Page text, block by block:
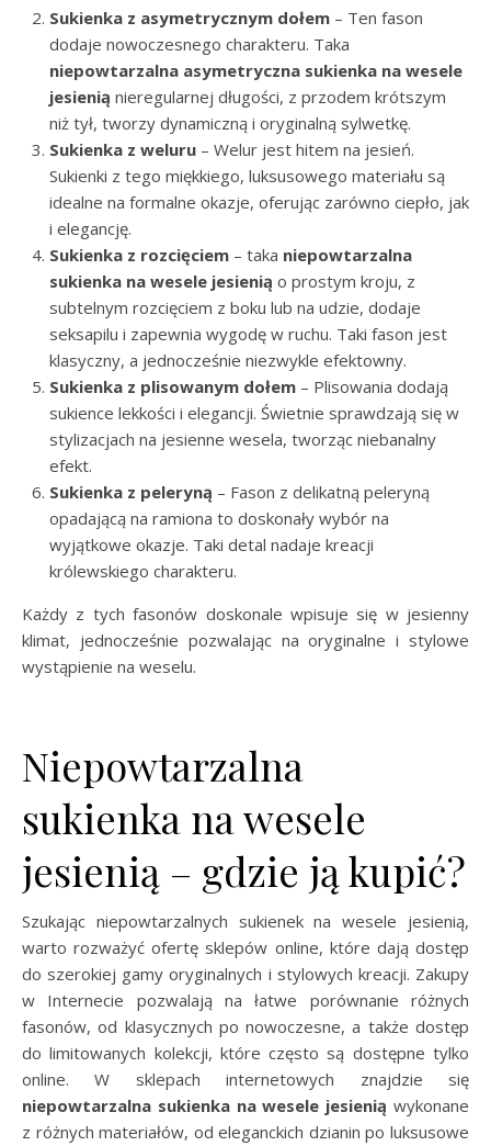
Sukienka z asymetrycznym dołem – Ten fason
dodaje nowoczesnego charakteru. Taka
niepowtarzalna asymetryczna sukienka na wesele
jesienią nieregularnej długości, z przodem krótszym
niż tył, tworzy dynamiczną i oryginalną sylwetkę.
Sukienka z weluru – Welur jest hitem na jesień.
Sukienki z tego miękkiego, luksusowego materiału są
idealne na formalne okazje, oferując zarówno ciepło, jak
i elegancję.
Sukienka z rozcięciem – taka niepowtarzalna
sukienka na wesele jesienią o prostym kroju, z
subtelnym rozcięciem z boku lub na udzie, dodaje
seksapilu i zapewnia wygodę w ruchu. Taki fason jest
klasyczny, a jednocześnie niezwykle efektowny.
Sukienka z plisowanym dołem – Plisowania dodają
sukience lekkości i elegancji. Świetnie sprawdzają się w
stylizacjach na jesienne wesela, tworząc niebanalny
efekt.
Sukienka z peleryną – Fason z delikatną peleryną
opadającą na ramiona to doskonały wybór na
wyjątkowe okazje. Taki detal nadaje kreacji
królewskiego charakteru.
Każdy z tych fasonów doskonale wpisuje się w jesienny
klimat, jednocześnie pozwalając na oryginalne i stylowe
wystąpienie na weselu.
Niepowtarzalna
sukienka na wesele
jesienią – gdzie ją kupić?
Szukając niepowtarzalnych sukienek na wesele jesienią,
warto rozważyć ofertę sklepów online, które dają dostęp
do szerokiej gamy oryginalnych i stylowych kreacji. Zakupy
w Internecie pozwalają na łatwe porównanie różnych
fasonów, od klasycznych po nowoczesne, a także dostęp
do limitowanych kolekcji, które często są dostępne tylko
online. W sklepach internetowych znajdzie się
niepowtarzalna sukienka na wesele jesienią wykonane
z różnych materiałów, od eleganckich dzianin po luksusowe